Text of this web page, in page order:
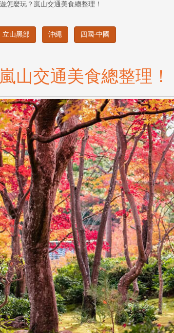
怎麼玩？嵐山交通美食總整理！
立山黑部 沖繩 四國‧中國
山交通美食總整理！